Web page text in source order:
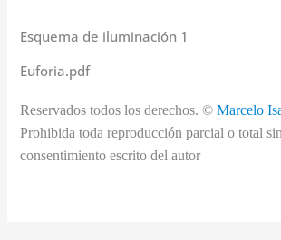
Esquema de iluminación 1
Euforia.pdf
Reservados todos los derechos. ©Marcelo
Prohibida toda reproducción parcial o total
consentimiento escrito del autor